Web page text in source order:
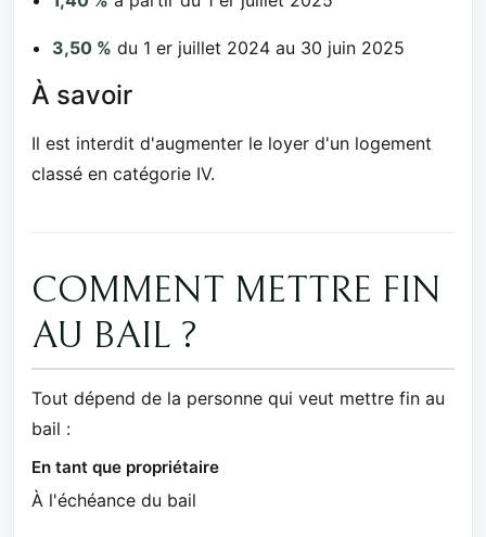
3,50 % du 1 er juillet 2024 au 30 juin 2025
À savoir
Il est interdit d'augmenter le loyer d'un logement
classé en catégorie IV.
COMMENT METTRE FIN
AU BAIL ?
Tout dépend de la personne qui veut mettre fin au
bail :
En tant que propriétaire
À l'échéance du bail